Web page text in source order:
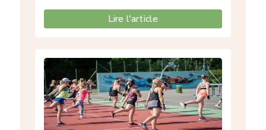
Lire l'article